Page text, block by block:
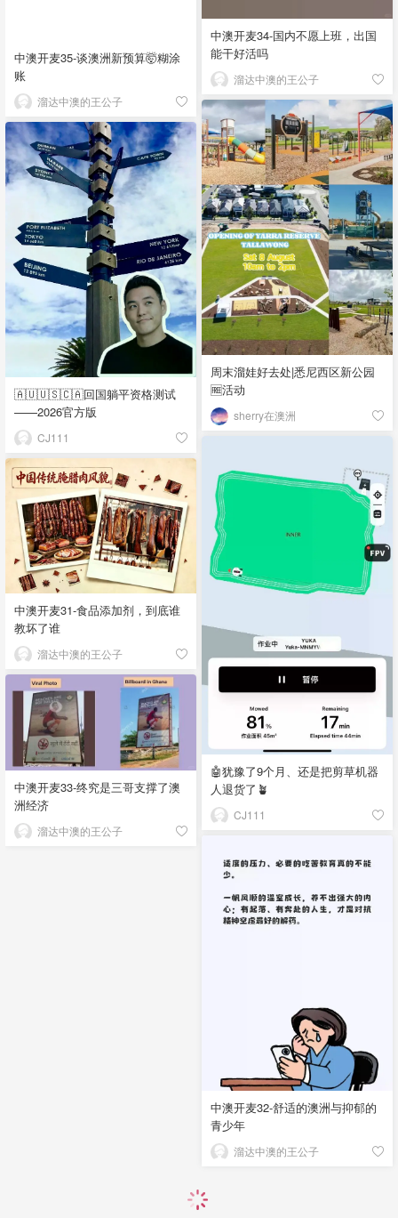
中澳开麦35-谈澳洲新预算🤯糊涂
账
溜达中澳的王公子
中澳开麦34-国内不愿上班，出国
能干好活吗
溜达中澳的王公子
周末溜娃好去处|悉尼西区新公园
🆓活动
sherry在澳洲
🇦🇺🇺🇸🇨🇦回国躺平资格测试
——2026官方版
CJ111
🤖犹豫了9个月、还是把剪草机器
人退货了🪴
CJ111
中澳开麦31-食品添加剂，到底谁
教坏了谁
溜达中澳的王公子
中澳开麦33-终究是三哥支撑了澳
洲经济
溜达中澳的王公子
中澳开麦32-舒适的澳洲与抑郁的
青少年
溜达中澳的王公子